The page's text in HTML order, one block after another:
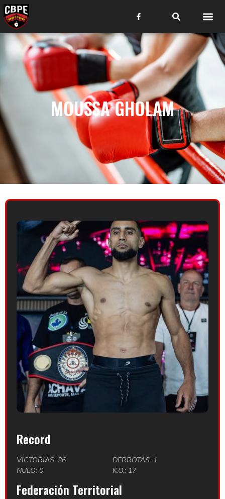
MOUSSA GHOLAM
Record
VICTORIAS: 26
DERROTAS: 1
NULO: 0
K.O.: 17
Federación Territorial